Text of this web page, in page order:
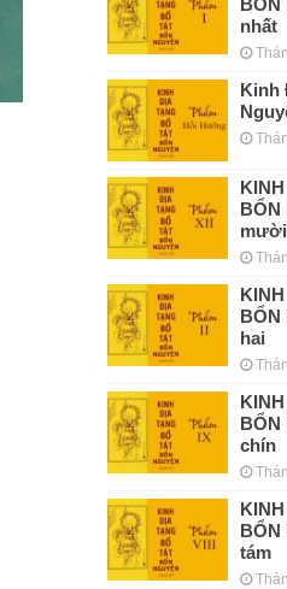
nhất
Kinh
BỔN
BỔN
hai
BỔN
chín
BỔN
tám